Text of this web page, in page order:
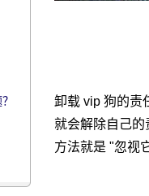
卸载 vip 狗的责
就会解除自己的
方法就是 "忽视